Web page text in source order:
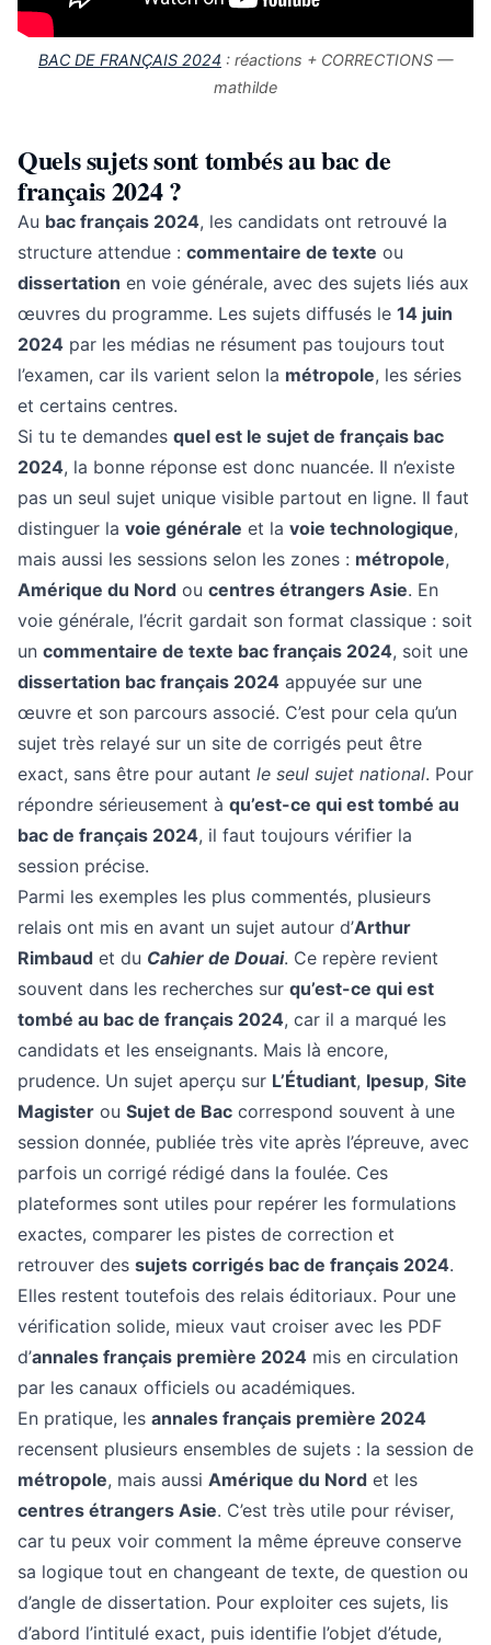
BAC DE FRANÇAIS 2024 : réactions + CORRECTIONS —
mathilde
Quels sujets sont tombés au bac de
français 2024 ?
Au bac français 2024, les candidats ont retrouvé la
structure attendue : commentaire de texte ou
dissertation en voie générale, avec des sujets liés aux
œuvres du programme. Les sujets diffusés le 14 juin
2024 par les médias ne résument pas toujours tout
l’examen, car ils varient selon la métropole, les séries
et certains centres.
Si tu te demandes quel est le sujet de français bac
2024, la bonne réponse est donc nuancée. Il n’existe
pas un seul sujet unique visible partout en ligne. Il faut
distinguer la voie générale et la voie technologique,
mais aussi les sessions selon les zones : métropole,
Amérique du Nord ou centres étrangers Asie. En
voie générale, l’écrit gardait son format classique : soit
un commentaire de texte bac français 2024, soit une
dissertation bac français 2024 appuyée sur une
œuvre et son parcours associé. C’est pour cela qu’un
sujet très relayé sur un site de corrigés peut être
exact, sans être pour autant le seul sujet national. Pour
répondre sérieusement à qu’est-ce qui est tombé au
bac de français 2024, il faut toujours vérifier la
session précise.
Parmi les exemples les plus commentés, plusieurs
relais ont mis en avant un sujet autour d’Arthur
Rimbaud et du Cahier de Douai. Ce repère revient
souvent dans les recherches sur qu’est-ce qui est
tombé au bac de français 2024, car il a marqué les
candidats et les enseignants. Mais là encore,
prudence. Un sujet aperçu sur L’Étudiant, Ipesup, Site
Magister ou Sujet de Bac correspond souvent à une
session donnée, publiée très vite après l’épreuve, avec
parfois un corrigé rédigé dans la foulée. Ces
plateformes sont utiles pour repérer les formulations
exactes, comparer les pistes de correction et
retrouver des sujets corrigés bac de français 2024.
Elles restent toutefois des relais éditoriaux. Pour une
vérification solide, mieux vaut croiser avec les PDF
d’annales français première 2024 mis en circulation
par les canaux officiels ou académiques.
En pratique, les annales français première 2024
recensent plusieurs ensembles de sujets : la session de
métropole, mais aussi Amérique du Nord et les
centres étrangers Asie. C’est très utile pour réviser,
car tu peux voir comment la même épreuve conserve
sa logique tout en changeant de texte, de question ou
d’angle de dissertation. Pour exploiter ces sujets, lis
d’abord l’intitulé exact, puis identifie l’objet d’étude,